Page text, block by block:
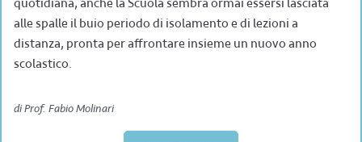
quotidiana, anche la Scuola sembra ormai essersi lasciata
alle spalle il buio periodo di isolamento e di lezioni a
distanza, pronta per affrontare insieme un nuovo anno
scolastico.
di Prof. Fabio Molinari